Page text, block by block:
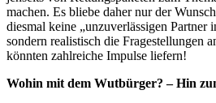
machen. Es bliebe daher nur der
diesmal keine „unzuverlässigen Partner
sondern realistisch die Fragestellungen
könnten zahlreiche Impulse liefern!
Wohin mit dem Wutbürger? – Hin